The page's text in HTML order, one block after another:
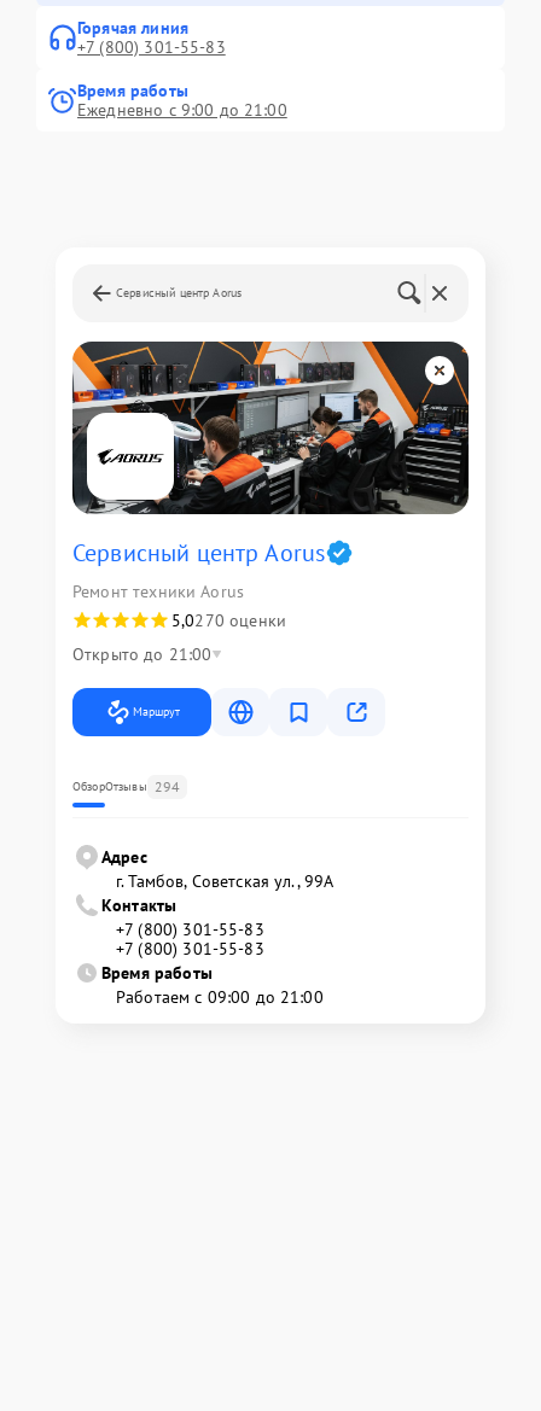
Горячая линия
+7 (800) 301-55-83
Время работы
Ежедневно с 9:00 до 21:00
Сервисный центр Aorus
Сервисный центр Aorus
Ремонт техники Aorus
5,0270 оценки
Открыто до 21:00
Маршрут
ОбзорОтзывы 294
Адрес
г. Тамбов, Советская ул., 99А
Контакты
+7 (800) 301-55-83
+7 (800) 301-55-83
Время работы
Работаем с 09:00 до 21:00